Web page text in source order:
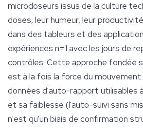
microdoseurs issus de la culture
doses, leur humeur, leur
dans des tableurs et des
expériences n=1 avec les jours de
contrôles. Cette approche fondée
est à la fois la force du mouvement
données d'auto-rapport utilisables
et sa faiblesse (l'auto-suivi sans
n'est qu'un biais de confirmation